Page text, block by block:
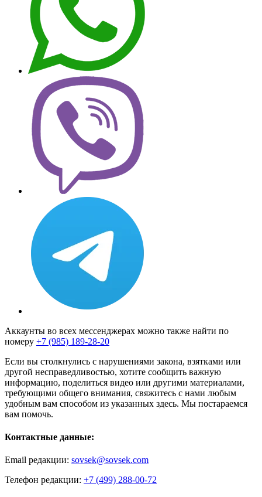
Аккаунты во всех мессенджерах можно также найти по
номеру +7 (985) 189-28-20
Если вы столкнулись с нарушениями закона, взятками или
другой несправедливостью, хотите сообщить важную
информацию, поделиться видео или другими материалами,
требующими общего внимания, свяжитесь с нами любым
удобным вам способом из указанных здесь. Мы постараемся
вам помочь.
Контактные данные:
Email редакции: sovsek@sovsek.com
Телефон редакции: +7 (499) 288-00-72